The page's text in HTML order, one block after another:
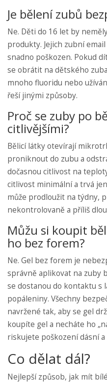
Je bělení zubů
Ne. Děti do 16 let by
produkty. Jejich zubní
snadno poškozen. Pokud
se obrátit na dětského
mnoho fluoridu nebo
řeší jinými způsoby.
Proč se zuby po
citlivějšími?
Bělicí látky otevírají
proniknout do zubu a
dočasnou citlivost na
citlivost minimální a trvá
může prodloužit na týdny,
nekontrolovaně a příliš
Můžu si koupit
ho bez forem?
Ne. Gel bez forem je
správně aplikovat na zuby
se dostanou do kontaktu s
popáleniny. Všechny
navržené tak, aby se gel
koupíte gel a necháte ho
riskujete poškození dásní
Co dělat dál?
Nejlepší způsob, jak mít